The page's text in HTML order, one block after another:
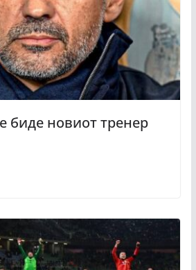
биде новиот тренер